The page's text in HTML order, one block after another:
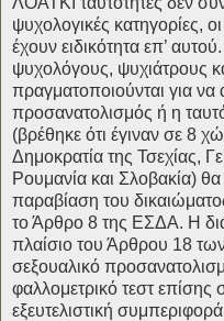
ψυχολογικές κατηγορίες,
έχουν ειδικότητα επ’
ψυχολόγους, ψυχιάτρους
πραγματοποιούνται για να
προσανατολισμός ή η
(βρέθηκε ότι έγιναν σε 8
Δημοκρατία της Τσεχίας,
Ρουμανία και Σλοβακία)
παραβίαση του
το Άρθρο 8 της ΕΣΔΑ. Η
πλαίσιο του Άρθρου 18
σεξουαλικό
φαλλομετρικό τεστ
εξευτελιστική